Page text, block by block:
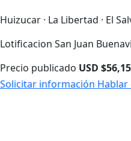
Huizucar · La Libertad · El
Lotificacion San Juan
Precio publicado USD
Solicitar información Hablar